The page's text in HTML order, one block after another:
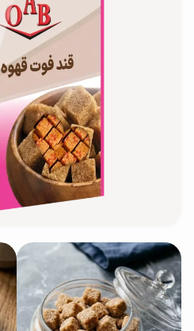
محصولات جو دوسر
پودر کیک جو دوسر
شیرین کننده های طبیعی
دانه چیا
کینوا
چاشنی‌ها و سرکه‌‌ها
زیتون و روغن زیتون